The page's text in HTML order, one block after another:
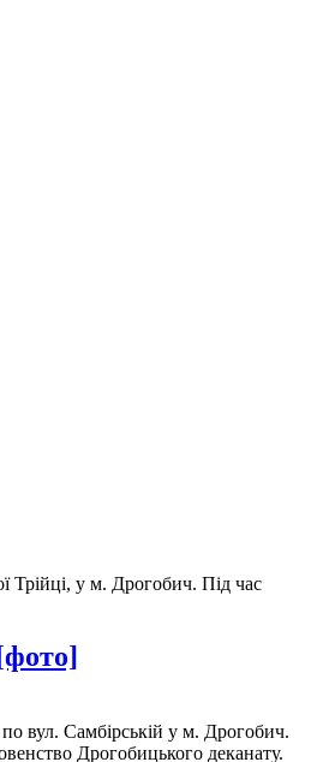
Трійці, у м. Дрогобич. Під час
вул. Самбірській у м. Дрогобич.
Дрогобицького деканату.